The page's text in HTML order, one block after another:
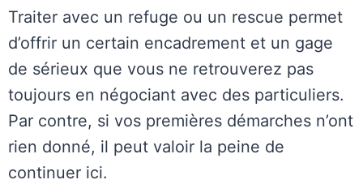
Traiter avec un refuge ou un rescue permet
d’offrir un certain encadrement et un gage
de sérieux que vous ne retrouverez pas
toujours en négociant avec des particuliers.
Par contre, si vos premières démarches n’ont
rien donné, il peut valoir la peine de
continuer ici.